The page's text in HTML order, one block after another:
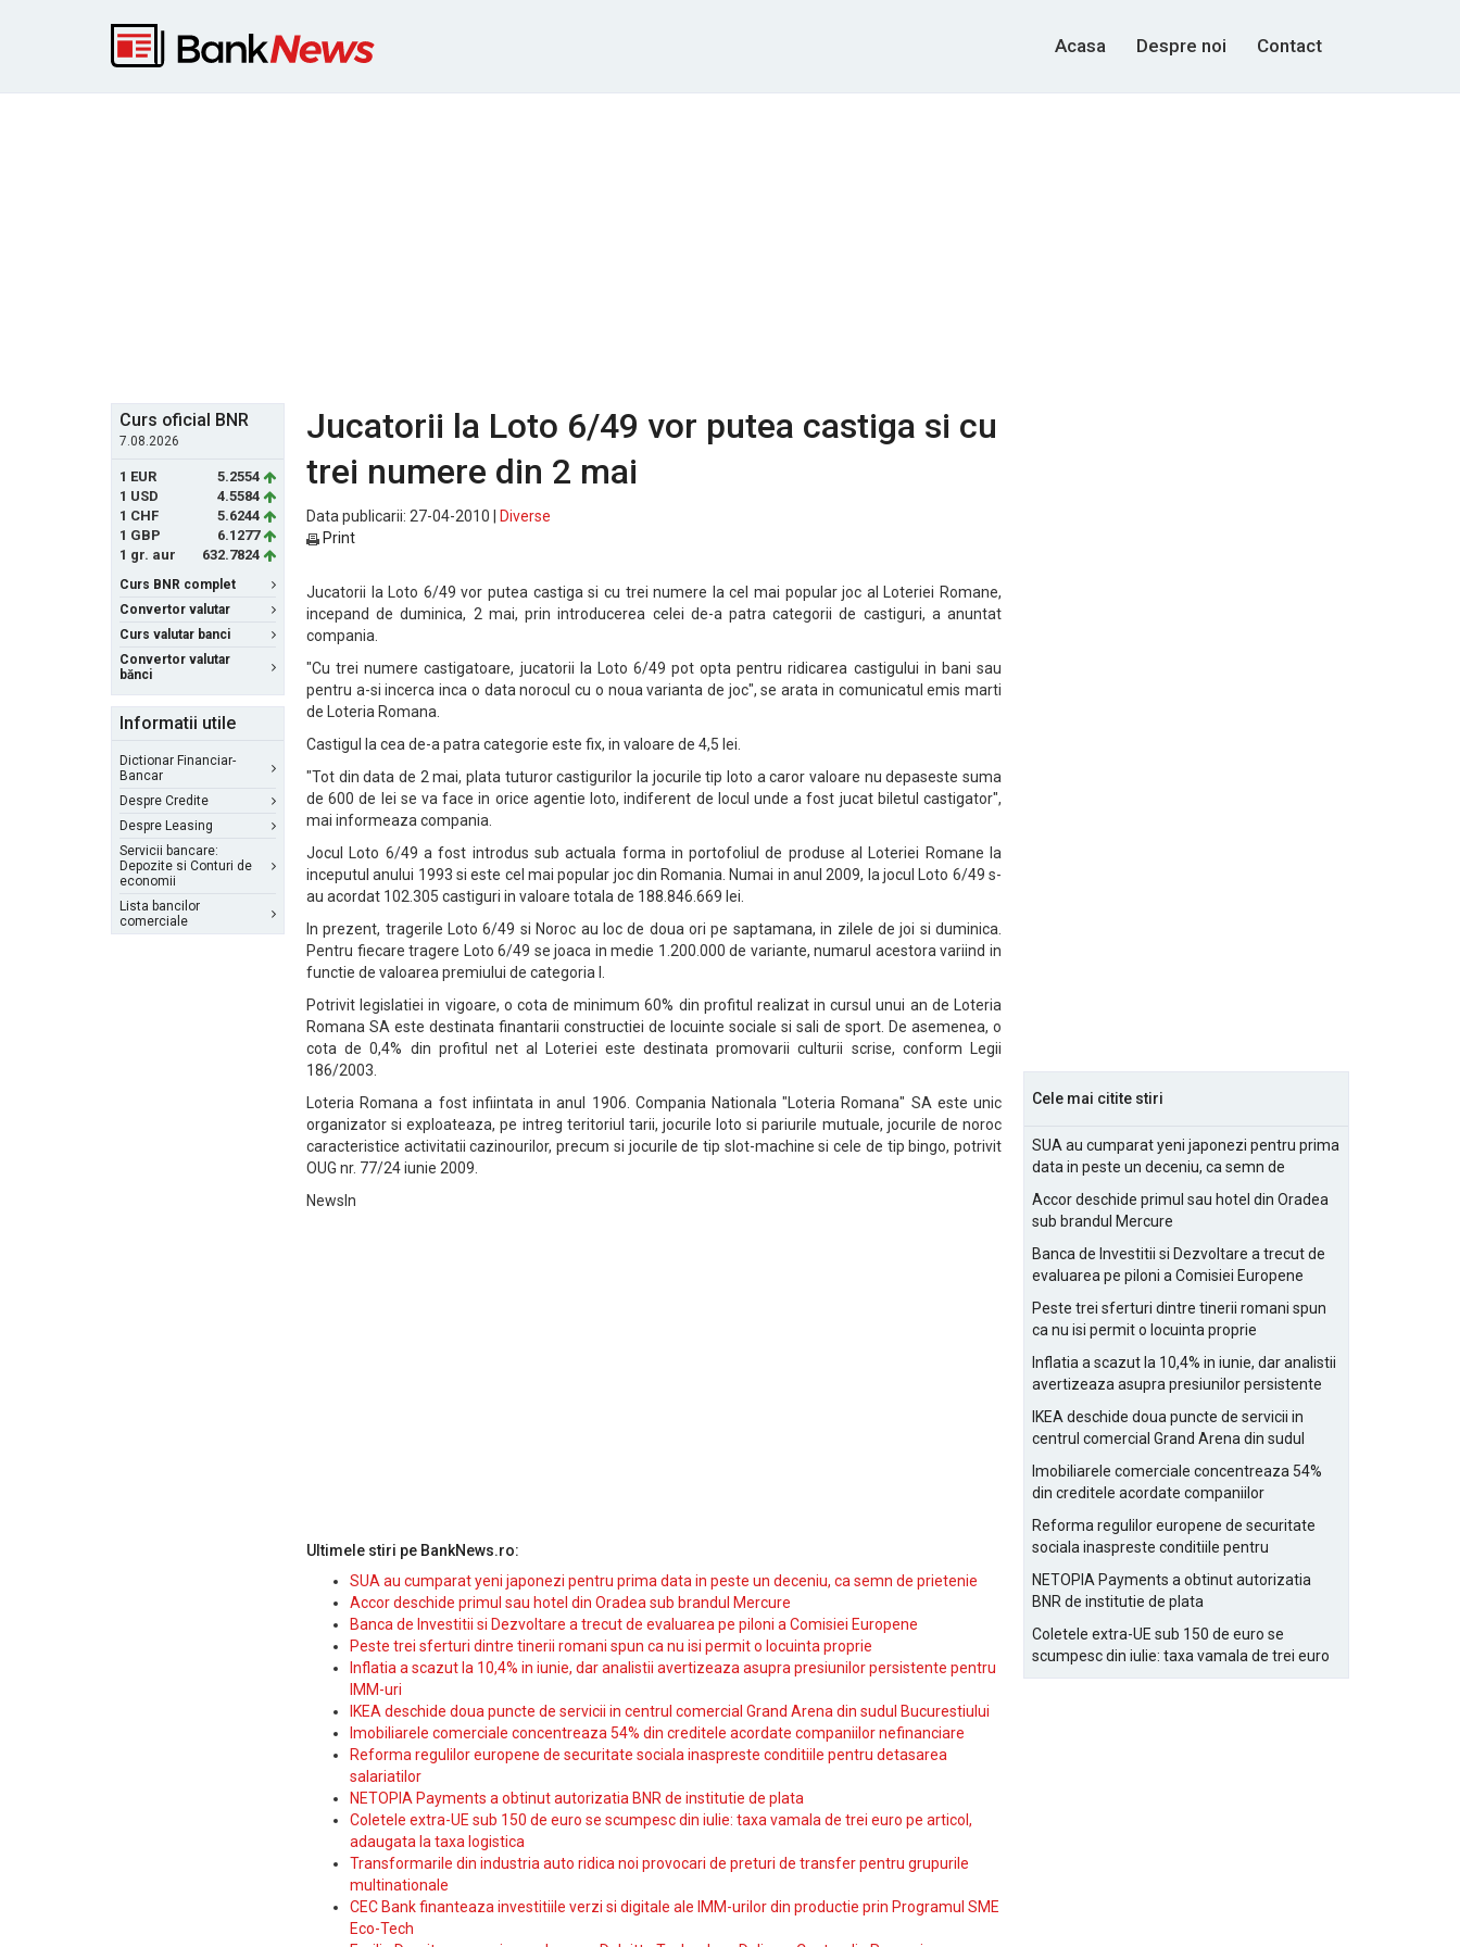
Acasa Despre noi Contact
Curs oficial BNR
7.08.2026
1 EUR
5.2554
1 USD
4.5584
1 CHF
5.6244
1 GBP
6.1277
1 gr. aur
632.7824
Curs BNR complet
Convertor valutar
Curs valutar banci
Convertor valutar
bănci
Informatii utile
Dictionar Financiar-
Bancar
Despre Credite
Despre Leasing
Servicii bancare:
Depozite si Conturi de
economii
Lista bancilor
comerciale
Jucatorii la Loto 6/49 vor putea castiga si cu
trei numere din 2 mai
Data publicarii: 27-04-2010 |
Diverse
Print
Jucatorii la Loto 6/49 vor putea castiga si cu trei numere la cel mai popular joc al Loteriei Romane,
incepand de duminica, 2 mai, prin introducerea celei de-a patra categorii de castiguri, a anuntat
compania.
"Cu trei numere castigatoare, jucatorii la Loto 6/49 pot opta pentru ridicarea castigului in bani sau
pentru a-si incerca inca o data norocul cu o noua varianta de joc", se arata in comunicatul emis marti
de Loteria Romana.
Castigul la cea de-a patra categorie este fix, in valoare de 4,5 lei.
"Tot din data de 2 mai, plata tuturor castigurilor la jocurile tip loto a caror valoare nu depaseste suma
de 600 de lei se va face in orice agentie loto, indiferent de locul unde a fost jucat biletul castigator",
mai informeaza compania.
Jocul Loto 6/49 a fost introdus sub actuala forma in portofoliul de produse al Loteriei Romane la
inceputul anului 1993 si este cel mai popular joc din Romania. Numai in anul 2009, la jocul Loto 6/49 s-
au acordat 102.305 castiguri in valoare totala de 188.846.669 lei.
In prezent, tragerile Loto 6/49 si Noroc au loc de doua ori pe saptamana, in zilele de joi si duminica.
Pentru fiecare tragere Loto 6/49 se joaca in medie 1.200.000 de variante, numarul acestora variind in
functie de valoarea premiului de categoria I.
Potrivit legislatiei in vigoare, o cota de minimum 60% din profitul realizat in cursul unui an de Loteria
Romana SA este destinata finantarii constructiei de locuinte sociale si sali de sport. De asemenea, o
cota de 0,4% din profitul net al Loteriei este destinata promovarii culturii scrise, conform Legii
186/2003.
Loteria Romana a fost infiintata in anul 1906. Compania Nationala "Loteria Romana" SA este unic
organizator si exploateaza, pe intreg teritoriul tarii, jocurile loto si pariurile mutuale, jocurile de noroc
caracteristice activitatii cazinourilor, precum si jocurile de tip slot-machine si cele de tip bingo, potrivit
OUG nr. 77/24 iunie 2009.
NewsIn
Ultimele stiri pe BankNews.ro:
SUA au cumparat yeni japonezi pentru prima data in peste un deceniu, ca semn de prietenie
Accor deschide primul sau hotel din Oradea sub brandul Mercure
Banca de Investitii si Dezvoltare a trecut de evaluarea pe piloni a Comisiei Europene
Peste trei sferturi dintre tinerii romani spun ca nu isi permit o locuinta proprie
Inflatia a scazut la 10,4% in iunie, dar analistii avertizeaza asupra presiunilor persistente pentru
IMM-uri
IKEA deschide doua puncte de servicii in centrul comercial Grand Arena din sudul Bucurestiului
Imobiliarele comerciale concentreaza 54% din creditele acordate companiilor nefinanciare
Reforma regulilor europene de securitate sociala inaspreste conditiile pentru detasarea
salariatilor
NETOPIA Payments a obtinut autorizatia BNR de institutie de plata
Coletele extra-UE sub 150 de euro se scumpesc din iulie: taxa vamala de trei euro pe articol,
adaugata la taxa logistica
Transformarile din industria auto ridica noi provocari de preturi de transfer pentru grupurile
multinationale
CEC Bank finanteaza investitiile verzi si digitale ale IMM-urilor din productie prin Programul SME
Eco-Tech
Cele mai citite stiri
SUA au cumparat yeni japonezi pentru prima
data in peste un deceniu, ca semn de
Accor deschide primul sau hotel din Oradea
sub brandul Mercure
Banca de Investitii si Dezvoltare a trecut de
evaluarea pe piloni a Comisiei Europene
Peste trei sferturi dintre tinerii romani spun
ca nu isi permit o locuinta proprie
Inflatia a scazut la 10,4% in iunie, dar analistii
avertizeaza asupra presiunilor persistente
IKEA deschide doua puncte de servicii in
centrul comercial Grand Arena din sudul
Imobiliarele comerciale concentreaza 54%
din creditele acordate companiilor
Reforma regulilor europene de securitate
sociala inaspreste conditiile pentru
NETOPIA Payments a obtinut autorizatia
BNR de institutie de plata
Coletele extra-UE sub 150 de euro se
scumpesc din iulie: taxa vamala de trei euro
pe articol, adaugata la taxa logistica